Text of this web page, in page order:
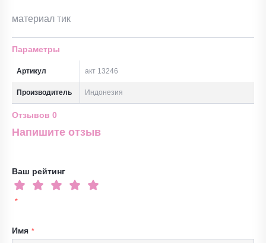
материал тик
Параметры
Артикул акт 13246
Производитель Индонезия
Отзывов 0
Напишите отзыв
Ваш рейтинг
Имя